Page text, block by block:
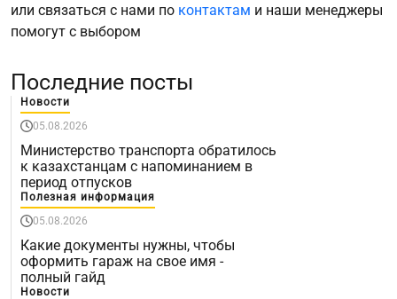
или связаться с нами по контактам и наши менеджеры
помогут с выбором
Последние посты
Новости
05.08.2026
Министерство транспорта обратилось
к казахстанцам с напоминанием в
период отпусков
Полезная информация
05.08.2026
Какие документы нужны, чтобы
оформить гараж на свое имя -
полный гайд
Новости